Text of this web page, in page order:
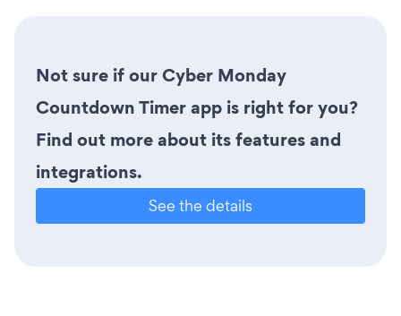
Not sure if our Cyber Monday
Countdown Timer app is right for you?
Find out more about its features and
integrations.
See the details